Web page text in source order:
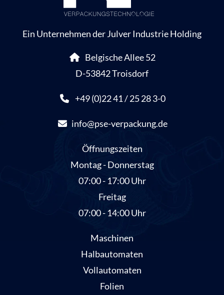
Ein Unternehmen der Julver Industrie Holding
Belgische Allee 52
D-53842 Troisdorf
+49 (0)22 41 / 25 28 3-0
info@pse-verpackung.de
Öffnungszeiten
Montag - Donnerstag
07:00 - 17:00 Uhr
Freitag
07:00 - 14:00 Uhr
Maschinen
Halbautomaten
Vollautomaten
Folien